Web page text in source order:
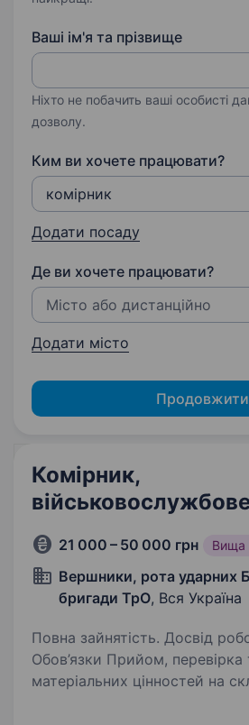
Ваші ім'я та прізвище
Ніхто не побачить ваші особисті
дозволу.
Ким ви хочете працювати?
Додати посаду
Де ви хочете працювати?
Додати місто
Продовжити
Комірник,
21 000 – 50 000 грн Вища
Вершники, рота ударних
бригади ТрО, Вся Україна
Повна зайнятість. Досвід
Обов’язки Прийом, перевірка та розміщення
матеріальних цінностей на складі.